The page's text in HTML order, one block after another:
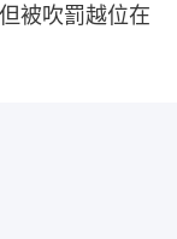
被吹罰越位在